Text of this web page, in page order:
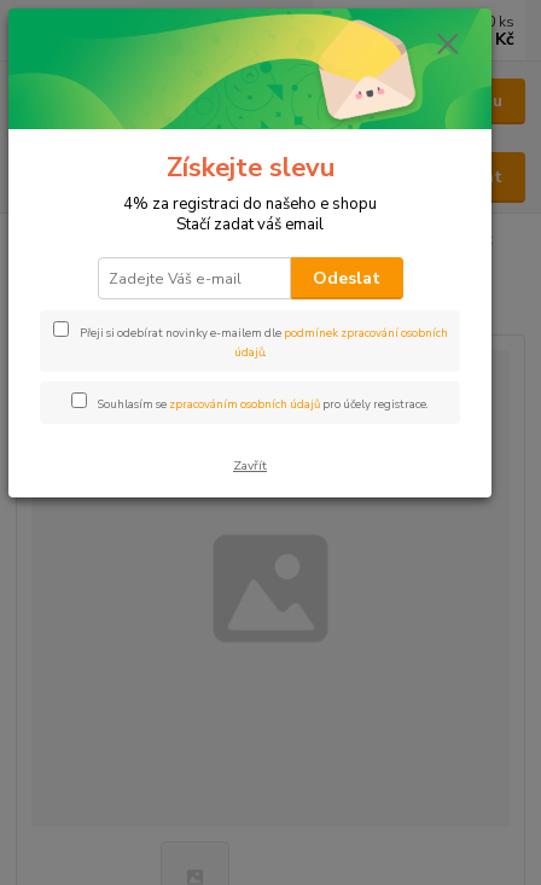
Menu
Hledat
0 ks
0 Kč
Bez černý květ
Bez černý květ
Získejte slevu
4% za registraci do našeho e shopu
Stačí zadat váš email
Odeslat
Přeji si odebírat novinky e-mailem dle podmínek zpracování osobních
údajů.
Souhlasím se zpracováním osobních údajů pro účely registrace.
Zavřít